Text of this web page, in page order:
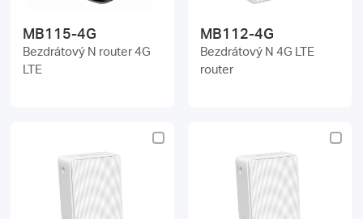
MB115-4G
Bezdrátový N router 4G
LTE
MB112-4G
Bezdrátový N 4G LTE
router